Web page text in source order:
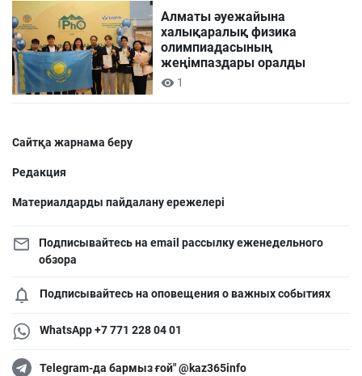
Алматы әуежайына
халықаралық физика
олимпиадасының
жеңімпаздары оралды
1
Сайтқа жарнама беру
Редакция
Материалдарды пайдалану ережелері
Подписывайтесь на email рассылку еженедельного
обзора
Подписывайтесь на оповещения о важных событиях
WhatsApp +7 771 228 04 01
Telegram-да бармыз ғой" @kaz365info